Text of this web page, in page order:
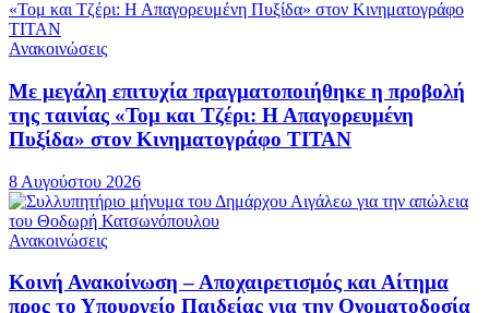
Ανακοινώσεις
Με μεγάλη επιτυχία πραγματοποιήθηκε η προβολή
της ταινίας «Τομ και Τζέρι: Η Απαγορευμένη
Πυξίδα» στον Κινηματογράφο ΤΙΤΑΝ
8 Αυγούστου 2026
Ανακοινώσεις
Κοινή Ανακοίνωση – Αποχαιρετισμός και Αίτημα
προς το Υπουργείο Παιδείας για την Ονοματοδοσία